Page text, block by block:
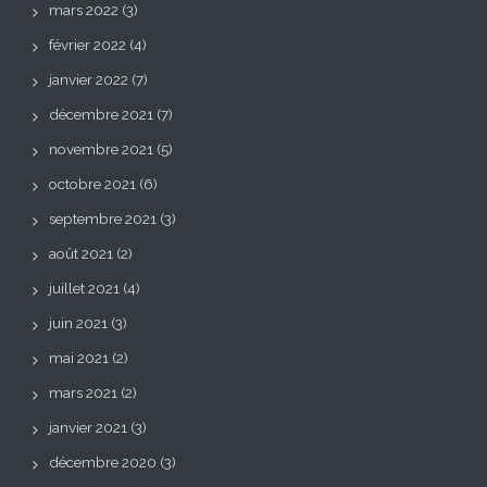
mars 2022 (3)
février 2022 (4)
janvier 2022 (7)
décembre 2021 (7)
novembre 2021 (5)
octobre 2021 (6)
septembre 2021 (3)
août 2021 (2)
juillet 2021 (4)
juin 2021 (3)
mai 2021 (2)
mars 2021 (2)
janvier 2021 (3)
décembre 2020 (3)